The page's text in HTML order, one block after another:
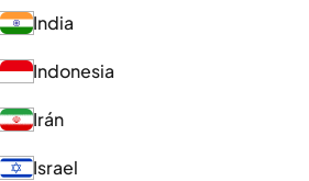
India
Indonesia
Irán
Israel